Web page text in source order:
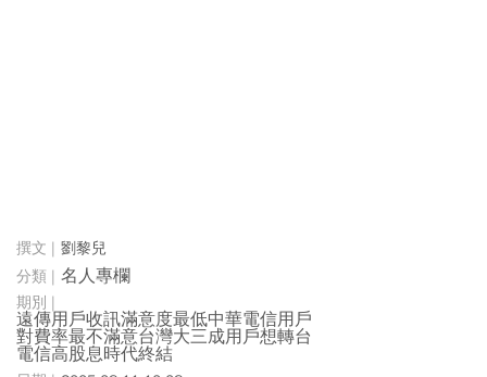
劉黎兒
名人專欄
遠傳用戶收訊滿意度最低中華電信用戶
對費率最不滿意台灣大三成用戶想轉台
電信高股息時代終結